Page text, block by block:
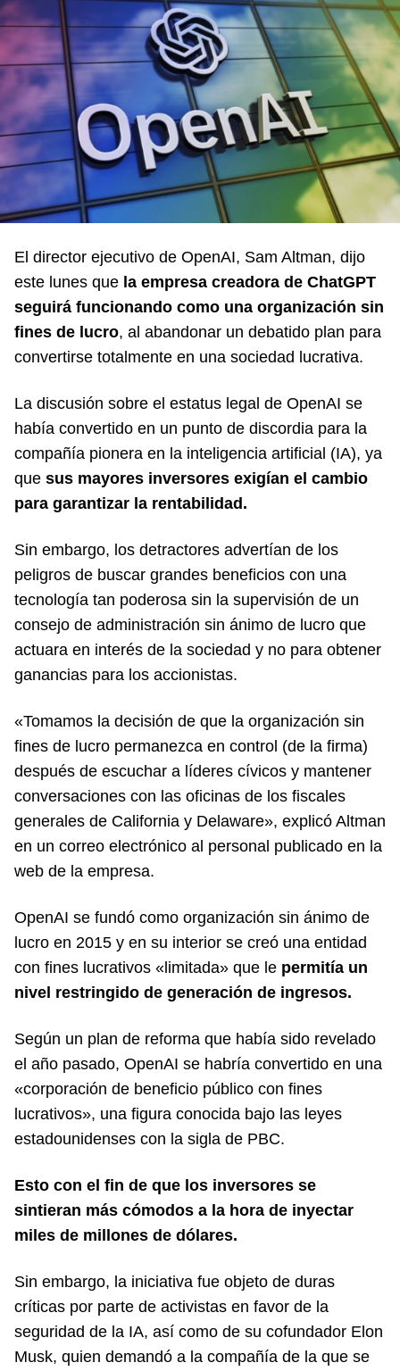
El director ejecutivo de OpenAI, Sam Altman, dijo
este lunes que la empresa creadora de ChatGPT
seguirá funcionando como una organización sin
fines de lucro, al abandonar un debatido plan para
convertirse totalmente en una sociedad lucrativa.
La discusión sobre el estatus legal de OpenAI se
había convertido en un punto de discordia para la
compañía pionera en la inteligencia artificial (IA), ya
que sus mayores inversores exigían el cambio
para garantizar la rentabilidad.
Sin embargo, los detractores advertían de los
peligros de buscar grandes beneficios con una
tecnología tan poderosa sin la supervisión de un
consejo de administración sin ánimo de lucro que
actuara en interés de la sociedad y no para obtener
ganancias para los accionistas.
«Tomamos la decisión de que la organización sin
fines de lucro permanezca en control (de la firma)
después de escuchar a líderes cívicos y mantener
conversaciones con las oficinas de los fiscales
generales de California y Delaware», explicó Altman
en un correo electrónico al personal publicado en la
web de la empresa.
OpenAI se fundó como organización sin ánimo de
lucro en 2015 y en su interior se creó una entidad
con fines lucrativos «limitada» que le permitía un
nivel restringido de generación de ingresos.
Según un plan de reforma que había sido revelado
el año pasado, OpenAI se habría convertido en una
«corporación de beneficio público con fines
lucrativos», una figura conocida bajo las leyes
estadounidenses con la sigla de PBC.
Esto con el fin de que los inversores se
sintieran más cómodos a la hora de inyectar
miles de millones de dólares.
Sin embargo, la iniciativa fue objeto de duras
críticas por parte de activistas en favor de la
seguridad de la IA, así como de su cofundador Elon
Musk, quien demandó a la compañía de la que se